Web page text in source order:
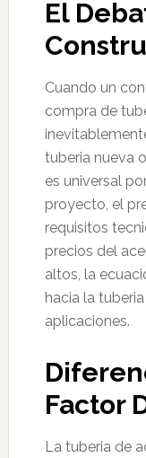
El
Cuando un
compra de
tuberia nueva
es universal
proyecto, el
requisitos
precios del
altos, la
hacia la
aplicaciones.
Factor
La tuberia de